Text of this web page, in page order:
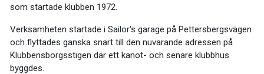
som startade klubben 1972.
Verksamheten startade i Sailor's garage på Pettersbergsvägen
och flyttades ganska snart till den nuvarande adressen på
Klubbensborgsstigen där ett kanot- och senare klubbhus
byggdes.